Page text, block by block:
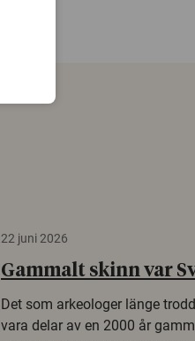
22 juni 2026
Gammalt skinn var
Det som arkeologer länge
vara delar av en 2000 år